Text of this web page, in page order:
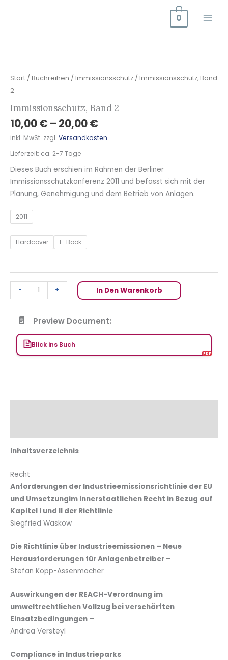
0
Start / Buchreihen / Immissionsschutz / Immissionsschutz, Band
2
Immissionsschutz, Band 2
10,00€– 20,00€
inkl. MwSt. zzgl. Versandkosten
Lieferzeit: ca. 2-7 Tage
Dieses Buch erschien im Rahmen der Berliner
Immissionsschutzkonferenz 2011 und befasst sich mit der
Planung, Genehmigung und dem Betrieb von Anlagen.
2011
Hardcover E-Book
-
2
Menge
+ In Den Warenkorb
Preview Document:
Blick ins Buch
Inhaltsverzeichnis
Recht
Anforderungen der Industrieemissionsrichtlinie der EU
und Umsetzungim innerstaatlichen Recht in Bezug auf
Kapitel I und II der Richtlinie
Siegfried Waskow
Die Richtlinie über Industrieemissionen – Neue
Herausforderungen für Anlagenbetreiber –
Stefan Kopp-Assenmacher
Auswirkungen der REACH-Verordnung im
umweltrechtlichen Vollzug bei verschärften
Einsatzbedingungen –
Andrea Versteyl
Compliance in Industrieparks